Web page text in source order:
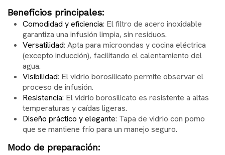
Beneficios principales:
Comodidad y eficiencia: El filtro de acero inoxidable
garantiza una infusión limpia, sin residuos.
Versatilidad: Apta para microondas y cocina eléctrica
(excepto inducción), facilitando el calentamiento del
agua.
Visibilidad: El vidrio borosilicato permite observar el
proceso de infusión.
Resistencia: El vidrio borosilicato es resistente a altas
temperaturas y caídas ligeras.
Diseño práctico y elegante: Tapa de vidrio con pomo
que se mantiene frío para un manejo seguro.
Modo de preparación: